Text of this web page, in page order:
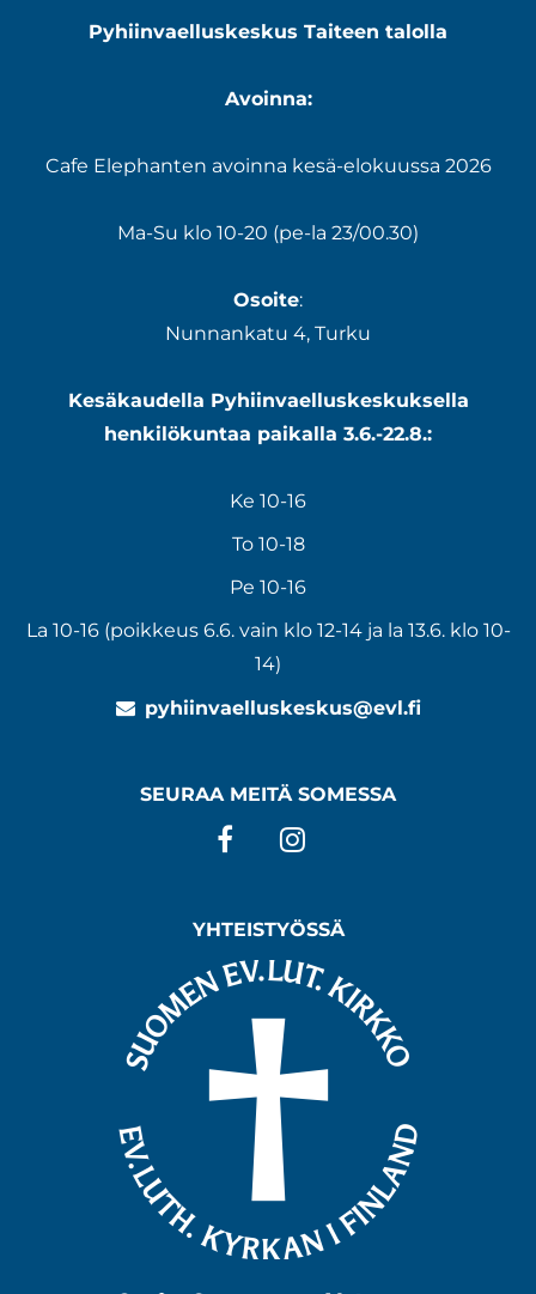
Pyhiinvaelluskeskus Taiteen talolla
Avoinna:
Cafe Elephanten avoinna kesä-elokuussa 2026
Ma-Su klo 10-20 (pe-la 23/00.30)
Osoite:
Nunnankatu 4, Turku
Kesäkaudella Pyhiinvaelluskeskuksella
henkilökuntaa paikalla 3.6.-22.8.:
Ke 10-16
To 10-18
Pe 10-16
La 10-16 (poikkeus 6.6. vain klo 12-14 ja la 13.6. klo 10-
14)
pyhiinvaelluskeskus@evl.fi
SEURAA MEITÄ SOMESSA
Facebook
YHTEISTYÖSSÄ